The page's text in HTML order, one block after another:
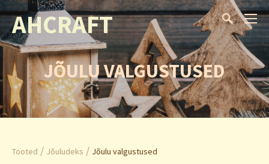
AHCRAFT
JÕULU VALGUSTUSED
Tooted / Jõuludeks / Jõulu valgustused